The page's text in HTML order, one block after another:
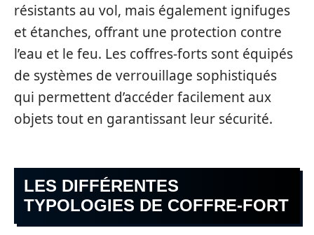
résistants au vol, mais également ignifuges
et étanches, offrant une protection contre
l’eau et le feu. Les coffres-forts sont équipés
de systèmes de verrouillage sophistiqués
qui permettent d’accéder facilement aux
objets tout en garantissant leur sécurité.
LES DIFFÉRENTES
TYPOLOGIES DE COFFRE-FORT